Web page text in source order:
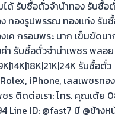
หน้า
งาน
ด้ รับซื้อตั๋วจำนำทอง รับซื้อ
ทองรูปพรรณ ทองแท่ง รับ
เค กรอบพระ นาก เข็มขัดนา
ำ รับซื้อตั๋วจำนำเพชร พลอย
รับซื้อตั๋ว
iPhone, เลสเพชรทอง
ชร ติดต่อเรา: โทร. คุณเต้ย
Line ID: @fast7 มี @ข้างห